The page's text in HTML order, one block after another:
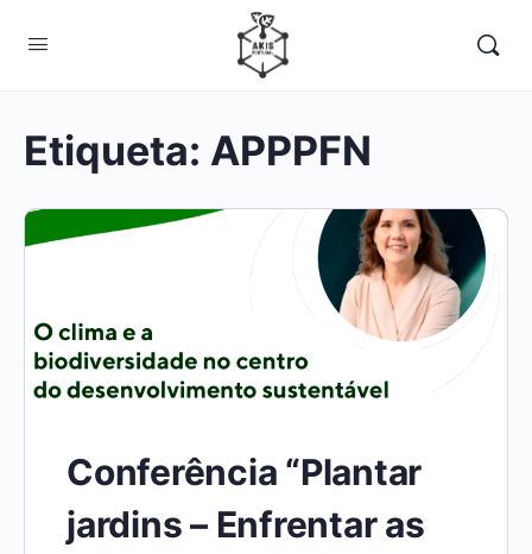
Etiqueta: APPPFN
Conferência “Plantar
jardins – Enfrentar as